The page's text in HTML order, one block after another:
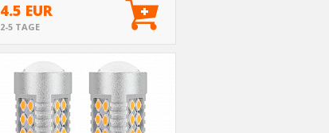
4.5 EUR
2-5 TAGE